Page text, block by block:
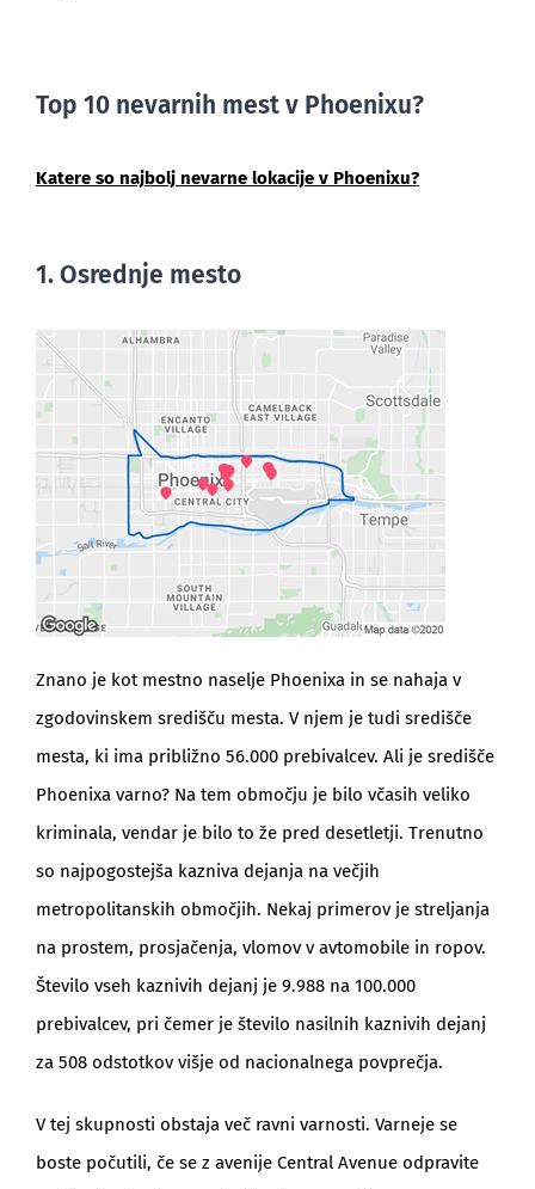
Top 10 nevarnih mest v Phoenixu?
Katere so najbolj nevarne lokacije v Phoenixu?
1. Osrednje mesto
Znano je kot mestno naselje Phoenixa in se nahaja v
zgodovinskem središču mesta. V njem je tudi središče
mesta, ki ima približno 56.000 prebivalcev. Ali je središče
Phoenixa varno? Na tem območju je bilo včasih veliko
kriminala, vendar je bilo to že pred desetletji. Trenutno
so najpogostejša kazniva dejanja na večjih
metropolitanskih območjih. Nekaj primerov je streljanja
na prostem, prosjačenja, vlomov v avtomobile in ropov.
Število vseh kaznivih dejanj je 9.988 na 100.000
prebivalcev, pri čemer je število nasilnih kaznivih dejanj
za 508 odstotkov višje od nacionalnega povprečja.
V tej skupnosti obstaja več ravni varnosti. Varneje se
boste počutili, če se z avenije Central Avenue odpravite